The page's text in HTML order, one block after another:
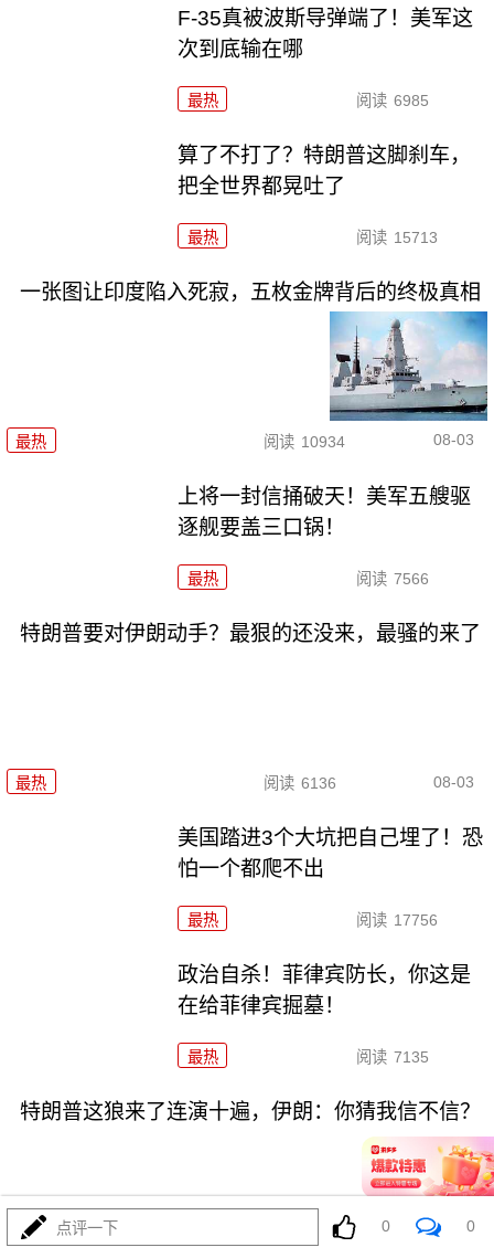
F-35真被波斯导弹端了！美军这
次到底输在哪
最热 阅读 6985
算了不打了？特朗普这脚刹车，
把全世界都晃吐了
最热 阅读 15713
一张图让印度陷入死寂，五枚金牌背后的终极真相
最热 阅读 10934 08-03
上将一封信捅破天！美军五艘驱
逐舰要盖三口锅！
最热 阅读 7566
特朗普要对伊朗动手？最狠的还没来，最骚的来了
最热 阅读 6136 08-03
美国踏进3个大坑把自己埋了！恐
怕一个都爬不出
最热 阅读 17756
政治自杀！菲律宾防长，你这是
在给菲律宾掘墓！
最热 阅读 7135
特朗普这狼来了连演十遍，伊朗：你猜我信不信？
点评一下 0 0